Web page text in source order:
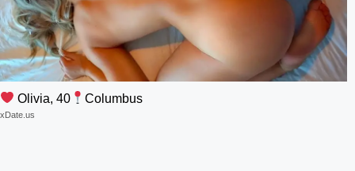
Olivia, 40 Columbus
xDate.us